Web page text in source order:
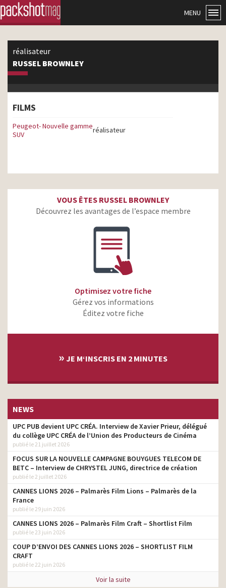
MENU
réalisateur
RUSSEL BROWNLEY
FILMS
Peugeot- Nouvelle gamme
SUV
réalisateur
VOUS ÊTES RUSSEL BROWNLEY
Découvrez les avantages de l’espace membre
Optimisez votre fiche
Gérez vos informations
Éditez votre fiche
» JE M‘INSCRIS EN 2 MINUTES
NEWS
UPC PUB devient UPC CRÉA. Interview de Xavier Prieur, délégué
du collège UPC CRÉA de l’Union des Producteurs de Cinéma
publié le 21 juillet 2026
FOCUS SUR LA NOUVELLE CAMPAGNE BOUYGUES TELECOM DE
BETC – Interview de CHRYSTEL JUNG, directrice de création
publié le 2 juillet 2026
CANNES LIONS 2026 – Palmarès Film Lions – Palmarès de la
France
publié le 29 juin 2026
CANNES LIONS 2026 – Palmarès Film Craft – Shortlist Film
publié le 23 juin 2026
COUP D’ENVOI DES CANNES LIONS 2026 – SHORTLIST FILM
CRAFT
publié le 22 juin 2026
Voir la suite